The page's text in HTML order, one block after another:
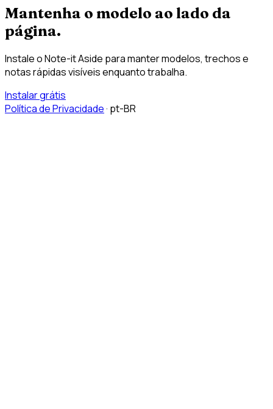
Mantenha o modelo ao lado da
página.
Instale o Note-it Aside para manter modelos, trechos e
notas rápidas visíveis enquanto trabalha.
Instalar grátis
Política de Privacidade· pt-BR